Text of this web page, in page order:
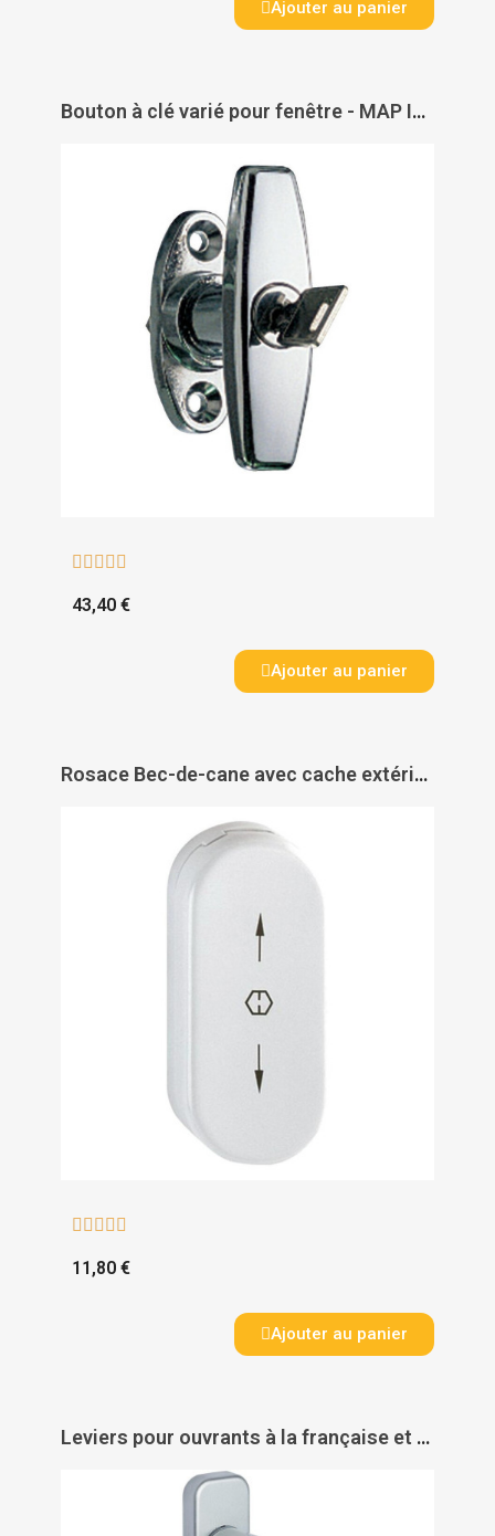
Ajouter au panier
Bouton à clé varié pour fenêtre - MAP INDUSTRIES
    
43,40 €
Ajouter au panier
Rosace Bec-de-cane avec cache extérieure pour fenêtre RAL Blanc 9010 - HOPPE
    
11,80 €
Ajouter au panier
Leviers pour ouvrants à la française et oscillo-battants béquille Kaza - VACHETTE ASSA ABLOY